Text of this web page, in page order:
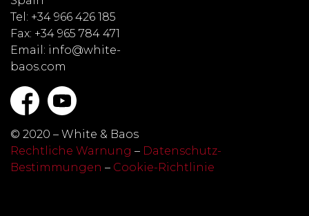
Tel: +34 966 426 185
Fax: +34 965 784 471
Email: info@white-
baos.com
© 2020 – White & Baos
Rechtliche Warnung – Datenschutz-
Bestimmungen – Cookie-Richtlinie